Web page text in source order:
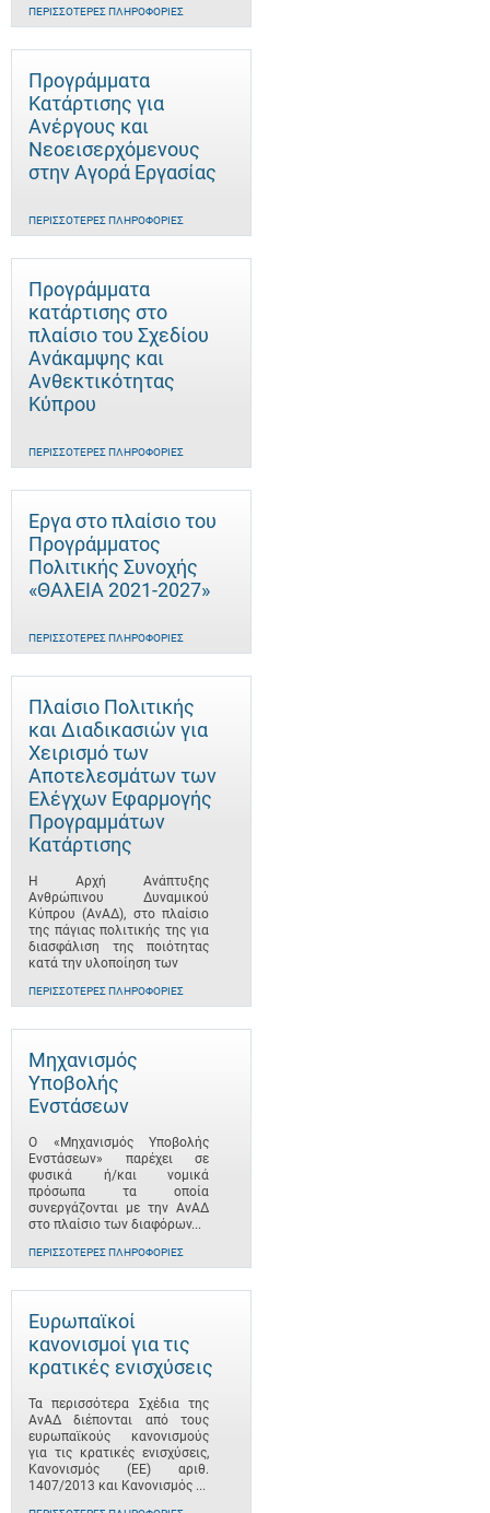
ΠΕΡΙΣΣΌΤΕΡΕΣ ΠΛΗΡΟΦΟΡΊΕΣ
Προγράμματα
Κατάρτισης για
Ανέργους και
Νεοεισερχόμενους
στην Αγορά Εργασίας
ΠΕΡΙΣΣΌΤΕΡΕΣ ΠΛΗΡΟΦΟΡΊΕΣ
Προγράμματα
κατάρτισης στο
πλαίσιο του Σχεδίου
Ανάκαμψης και
Ανθεκτικότητας
Κύπρου
ΠΕΡΙΣΣΌΤΕΡΕΣ ΠΛΗΡΟΦΟΡΊΕΣ
Έργα στο πλαίσιο του
Προγράμματος
Πολιτικής Συνοχής
«ΘΑλΕΙΑ 2021-2027»
ΠΕΡΙΣΣΌΤΕΡΕΣ ΠΛΗΡΟΦΟΡΊΕΣ
Πλαίσιο Πολιτικής
και Διαδικασιών για
Χειρισμό των
Αποτελεσμάτων των
Ελέγχων Εφαρμογής
Προγραμμάτων
Κατάρτισης
Η Αρχή Ανάπτυξης
Ανθρώπινου Δυναμικού
Κύπρου (ΑνΑΔ), στο πλαίσιο
της πάγιας πολιτικής της για
διασφάλιση της ποιότητας
κατά την υλοποίηση των
ΠΕΡΙΣΣΌΤΕΡΕΣ ΠΛΗΡΟΦΟΡΊΕΣ
Μηχανισμός
Υποβολής
Ενστάσεων
Ο «Μηχανισμός Υποβολής
Ενστάσεων» παρέχει σε
φυσικά ή/και νομικά
πρόσωπα τα οποία
συνεργάζονται με την ΑνΑΔ
στο πλαίσιο των διαφόρων...
ΠΕΡΙΣΣΌΤΕΡΕΣ ΠΛΗΡΟΦΟΡΊΕΣ
Ευρωπαϊκοί
κανονισμοί για τις
κρατικές ενισχύσεις
Τα περισσότερα Σχέδια της
ΑνΑΔ διέπονται από τους
ευρωπαϊκούς κανονισμούς
για τις κρατικές ενισχύσεις,
Κανονισμός (ΕΕ) αριθ.
1407/2013 και Κανονισμός ...